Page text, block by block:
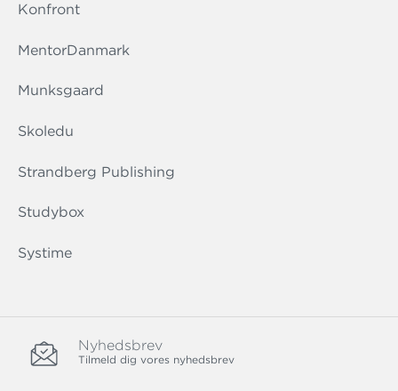
Konfront
MentorDanmark
Munksgaard
Skoledu
Strandberg Publishing
Studybox
Systime
Nyhedsbrev
Tilmeld dig vores nyhedsbrev